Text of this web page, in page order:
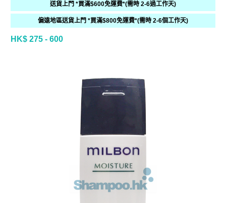
送貨上門 *買滿$600免運費*(需時 2-6過工作天)
偏遠地區送貨上門 *買滿$800免運費*(需時 2-6個工作天)
HK$ 275 - 600